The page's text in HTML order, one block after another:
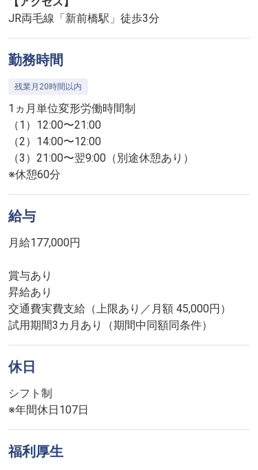
JR両毛線「新前橋駅」徒歩3分
勤務時間
残業月20時間以内
1ヵ月単位変形労働時間制
（1）12:00〜21:00
（2）14:00〜12:00
（3）21:00〜翌9:00（別途休憩あり）
※休憩60分
給与
月給177,000円
賞与あり
昇給あり
交通費実費支給（上限あり／月額 45,000円）
休日
シフト制
※年間休日107日
福利厚生